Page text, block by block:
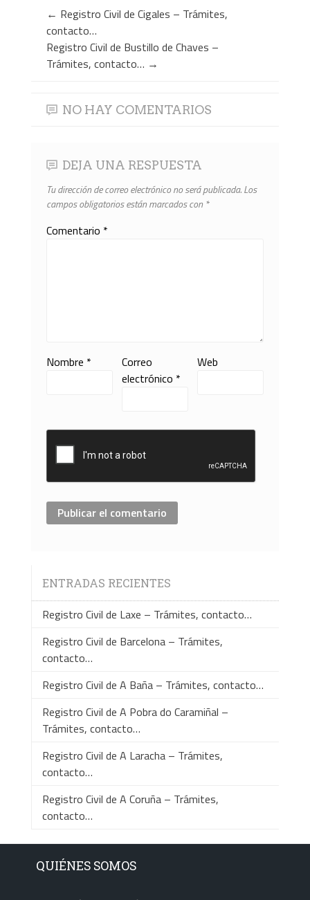
← Registro Civil de Cigales – Trámites,
contacto…
Registro Civil de Bustillo de Chaves –
Trámites, contacto… →
NO HAY COMENTARIOS
DEJA UNA RESPUESTA
Tu dirección de correo electrónico no será publicada.Los
campos obligatorios están marcados con *
Comentario *
Nombre *
Correo
electrónico *
Web
ENTRADAS RECIENTES
Registro Civil de Laxe – Trámites, contacto…
Registro Civil de Barcelona – Trámites,
contacto…
Registro Civil de A Baña – Trámites, contacto…
Registro Civil de A Pobra do Caramiñal –
Trámites, contacto…
Registro Civil de A Laracha – Trámites,
contacto…
Registro Civil de A Coruña – Trámites,
contacto…
QUIÉNES SOMOS